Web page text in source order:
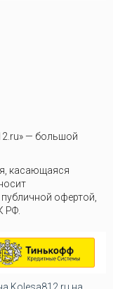
— большой
касающаяся
офертой,
РФ.